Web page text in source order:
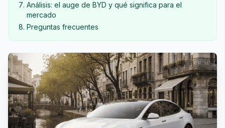
Análisis: el auge de BYD y qué significa para el
mercado
Preguntas frecuentes